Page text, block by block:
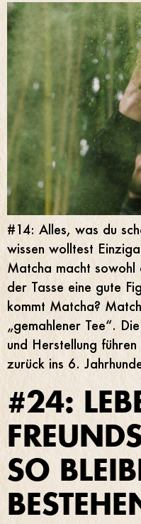
#14: Alles, was du
wissen wolltest
Matcha macht sowohl
der Tasse eine gute
kommt Matcha?
„gemahlener Tee“.
und Herstellung
zurück ins 6.
#24:
SO